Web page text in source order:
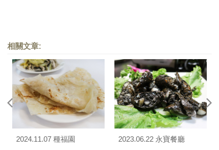
相關文章:
2024.11.07 種福園 2023.06.22 永寶餐廳